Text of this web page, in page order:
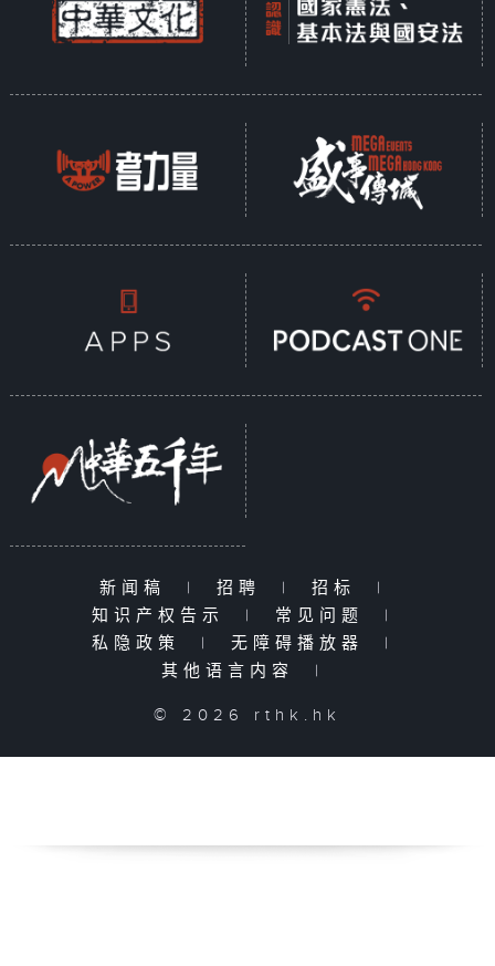
新闻稿 | 招聘 | 招标
|
知识产权告示
| 常见问题
|
私隐政策
| 无障碍播放器
|
其他语言内容
|
© 2026 rthk.hk